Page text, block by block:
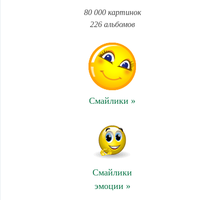
80 000 картинок
226 альбомов
Смайлики »
Смайлики
эмоции »